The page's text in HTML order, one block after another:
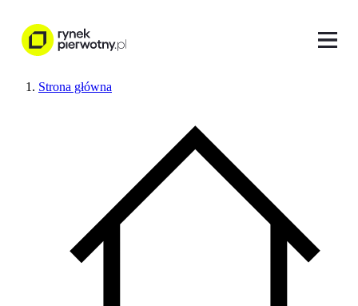
Strona główna